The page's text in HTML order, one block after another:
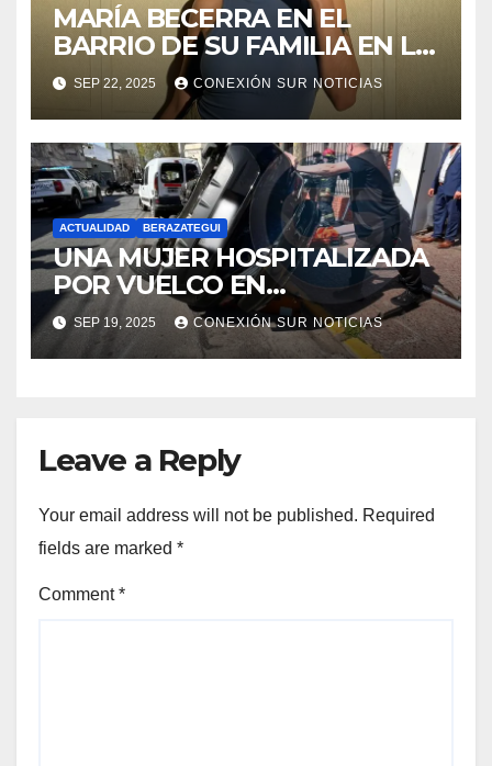
MARÍA BECERRA EN EL
BARRIO DE SU FAMILIA EN LA
PLATA
SEP 22, 2025 CONEXIÓN SUR NOTICIAS
ACTUALIDAD BERAZATEGUI
UNA MUJER HOSPITALIZADA
POR VUELCO EN
BERAZATEGUI: 11 E/148 Y 149
SEP 19, 2025 CONEXIÓN SUR NOTICIAS
Leave a Reply
Your email address will not be published. Required
fields are marked *
Comment*